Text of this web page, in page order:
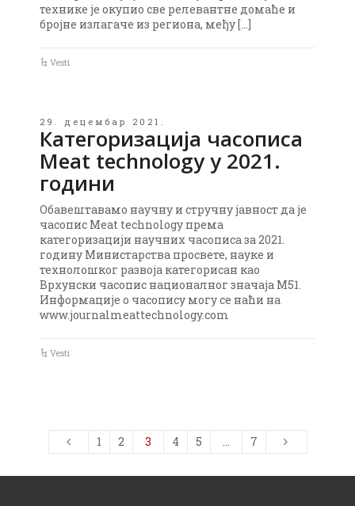
технике је окупио све релевантне домаће и
бројне излагаче из региона, међу […]
Vesti
29. децембар 2021.
Категоризација часописа
Meat technology у 2021.
години
Обавештавамо научну и стручну јавност да је
часопис Meat technology према
категоризацији научних часописа за 2021.
годину Министарства просвете, науке и
технолошког развоја категорисан као
Врхунски часопис националног значаја М51.
Информације о часопису могу се наћи на
www.journalmeattechnology.com
Vesti
1 2 3 4 5 7